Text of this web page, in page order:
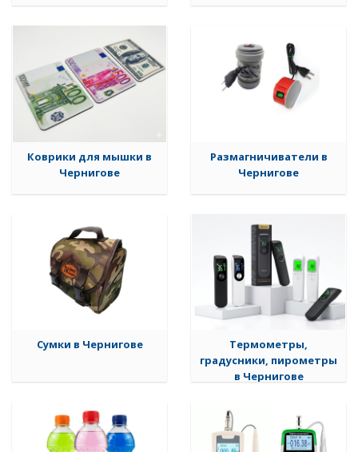
Коврики для мышки в
Чернигове
Размагничиватели в
Чернигове
Сумки в Чернигове
Термометры,
градусники, пирометры
в Чернигове